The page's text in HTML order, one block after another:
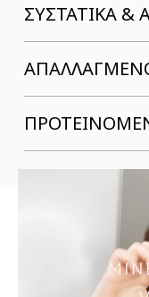
ΣΥΣΤΑΤΙΚΆ &